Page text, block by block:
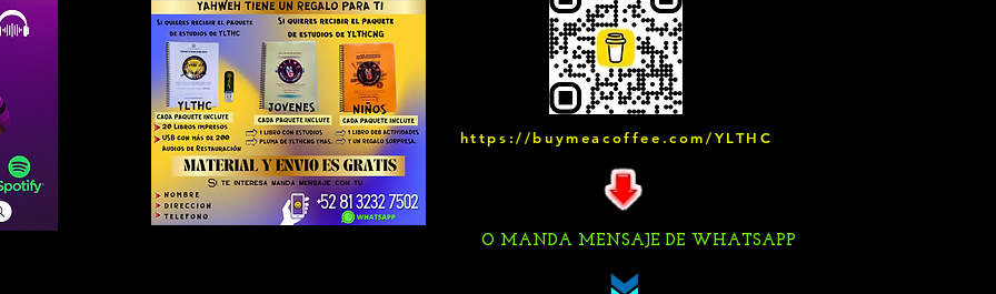
https://buymeacoffee.com/YLTHC
O MANDA MENSAJE DE WHATSAPP